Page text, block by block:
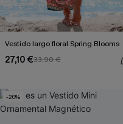
Vestido largo floral Spring Blooms
27,10 €33,90 €
-20%